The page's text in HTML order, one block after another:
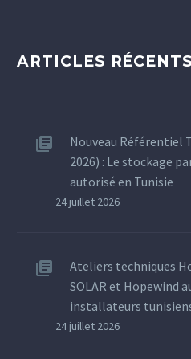
ARTICLES RÉCENTS
Nouveau Référentiel
2026) : Le stockage
autorisé en Tunisie
24 juillet 2026
Ateliers techniques
SOLAR et Hopewind
installateurs
24 juillet 2026